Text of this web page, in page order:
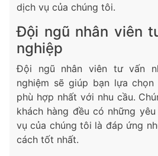
dịch vụ của chúng tôi.
Đội ngũ nhân viên
nghiệp
Đội ngũ nhân viên tư vấn
nghiệm sẽ giúp bạn lựa
phù hợp nhất với nhu cầu.
khách hàng đều có những
vụ của chúng tôi là đáp ứng
cách tốt nhất.